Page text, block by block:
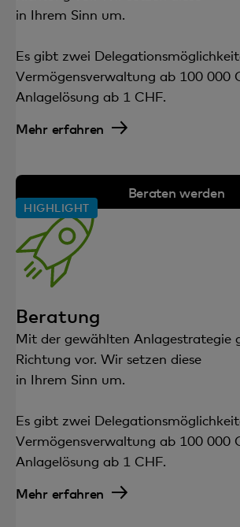
in Ihrem Sinn um.
Es gibt zwei
Vermögensverwaltung ab 100 000
Anlagelösung ab 1 CHF.
Mehr erfahren
Beraten werden
HIGHLIGHT
Beratung
Mit der gewählten Anlagestrategie
Richtung vor. Wir setzen diese
in Ihrem Sinn um.
Es gibt zwei
Vermögensverwaltung ab 100 000
Anlagelösung ab 1 CHF.
Mehr erfahren